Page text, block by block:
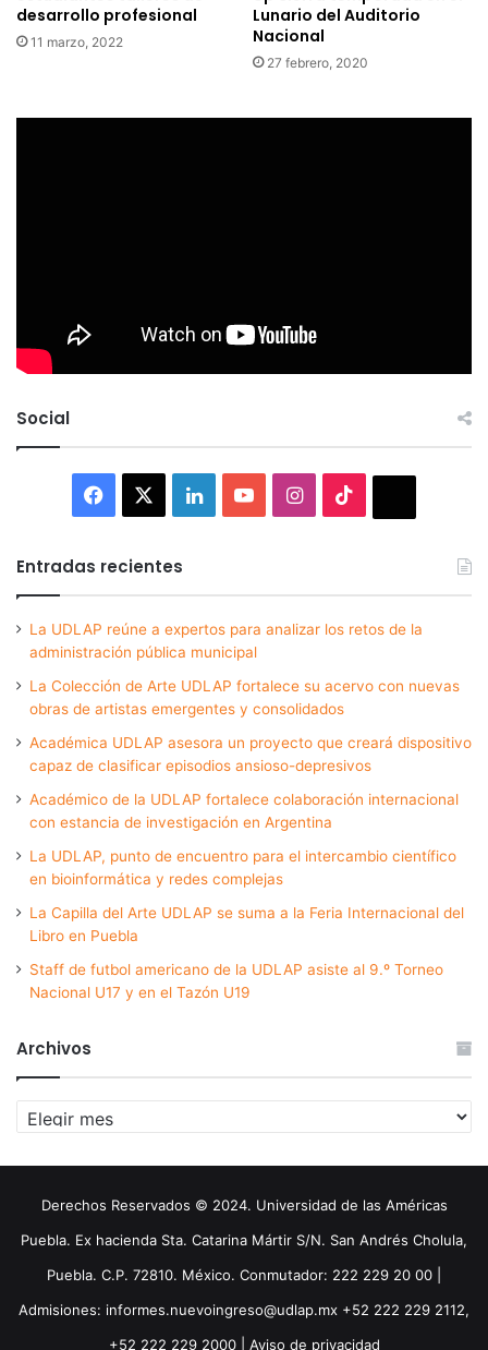
desarrollo profesional
11 marzo, 2022
Lunario del Auditorio
Nacional
27 febrero, 2020
Social
Facebook LinkedInYouTubeInstagram
Entradas recientes
La UDLAP reúne a expertos para analizar los retos de la
administración pública municipal
La Colección de Arte UDLAP fortalece su acervo con nuevas
obras de artistas emergentes y consolidados
Académica UDLAP asesora un proyecto que creará dispositivo
capaz de clasificar episodios ansioso-depresivos
Académico de la UDLAP fortalece colaboración internacional
con estancia de investigación en Argentina
La UDLAP, punto de encuentro para el intercambio científico
en bioinformática y redes complejas
La Capilla del Arte UDLAP se suma a la Feria Internacional del
Libro en Puebla
Staff de futbol americano de la UDLAP asiste al 9.º Torneo
Nacional U17 y en el Tazón U19
Archivos
Archivos
Derechos Reservados © 2024. Universidad de las Américas
Puebla. Ex hacienda Sta. Catarina Mártir S/N. San Andrés Cholula,
Puebla. C.P. 72810. México. Conmutador: 222 229 20 00 |
Admisiones: informes.nuevoingreso@udlap.mx +52 222 229 2112,
+52 222 229 2000 | Aviso de privacidad